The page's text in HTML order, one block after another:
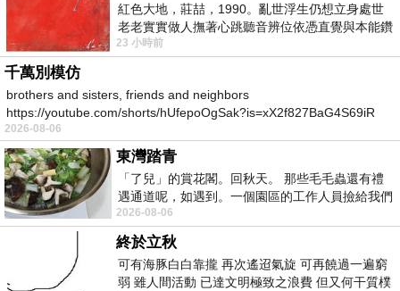
無法破壞他的臉型，仔細一看應該還是可以把他
認出來
我嘆了口氣，轉身拿了一隻大榔頭
敲碎頭骨應該可以破壞他的臉型了吧
雙手一弓，我用力的揮下榔頭
我可以感覺到撞擊到了他的鼻骨
然後沉悶的敲擊聲，骨頭碎在肉裡頭
恩，我有點滿足的看著自己的作品
紅色大地，莊喆，1990。亂世浮生仍想立身處世
老老實實做人撫著心跳聽音辨位依憑直覺與本能鑽
向裂隙的亮處探索另一個心聲另一個共鳴的
23 小時前
千萬別模仿
brothers and sisters, friends and neighbors
https://youtube.com/shorts/hUfepoOgSak?is=xX2f827BaG4S69iR
https
2026-08-06
東灣踏青
「了兒」的賞花閣。回秋天。 那些毛毛蟲還有禮
遇通道呢，如遇到。一個園區的工作人員撿給我們
細賞。
2026-08-06
終於立秋
可有海豚白白靠攏 再次遙迢氣旋 可再饒過一遍窮
弱 雖人間活動 已達文明極致之浪費 但又何干質樸